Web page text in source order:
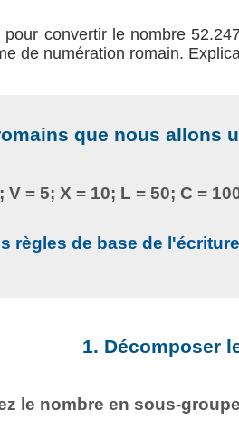
pour convertir le nombre
de numération romain.
que nous allons
V = 5; X = 10; L = 50; C =
règles de base de
1. Décomposer
le nombre en sous-